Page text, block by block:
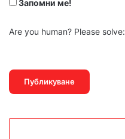
Запомни ме!
Are you human? Please solve: